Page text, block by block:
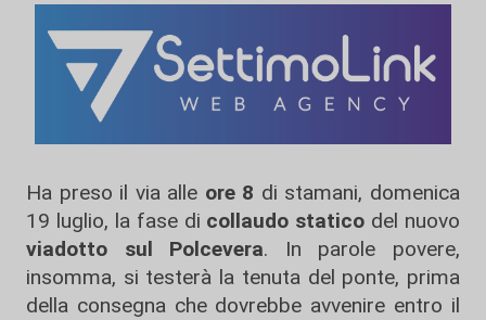
Ha preso il via alle ore 8 di stamani, domenica
19 luglio, la fase di collaudo statico del nuovo
viadotto sul Polcevera. In parole povere,
insomma, si testerà la tenuta del ponte, prima
della consegna che dovrebbe avvenire entro il